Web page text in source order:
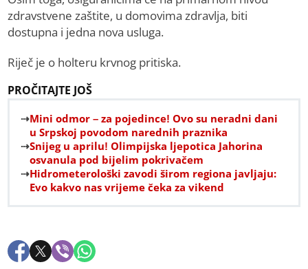
zdravstvene zaštite, u domovima zdravlja, biti
dostupna i jedna nova usluga.
Riječ je o holteru krvnog pritiska.
PROČITAJTE JOŠ
Mini odmor – za pojedince! Ovo su neradni dani
u Srpskoj povodom narednih praznika
Snijeg u aprilu! Olimpijska ljepotica Jahorina
osvanula pod bijelim pokrivačem
Hidrometerološki zavodi širom regiona javljaju:
Evo kakvo nas vrijeme čeka za vikend